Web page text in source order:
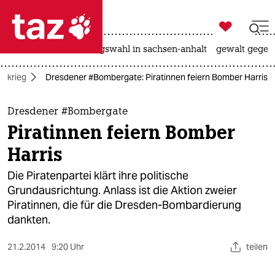
 taz zahl ich
taz zahl ich
themen
politik
öko
gesellschaft
kultur
sport

taz zahl ich
landtagswahl in sachsen-anhalt gewalt
Dresdener #Bombergate: Piratinnen feiern Bomber Harris
Dresdener #Bombergate
Piratinnen feiern Bomber
Harris
Die Piratenpartei klärt ihre politische
Grundausrichtung. Anlass ist die Aktion zweier
Piratinnen, die für die Dresden-Bombardierung
dankten.
21.2.2014 9:20 Uhr teilen